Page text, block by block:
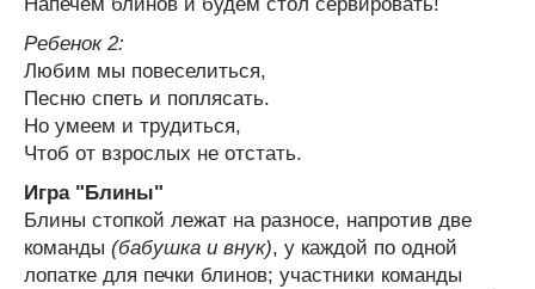
Ребенок 2:
Любим мы повеселиться,
Песню спеть и поплясать.
Но умеем и трудиться,
Чтоб от взрослых не отстать.
Игра "Блины"
Блины стопкой лежат на разносе, напротив две
команды (бабушка и внук), у каждой по одной
лопатке для печки блинов; участники команды